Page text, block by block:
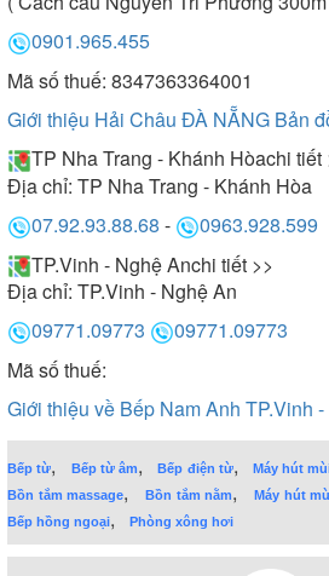
0901.965.455
Mã số thuế: 8347363364001
Giới thiệu Hải Châu ĐÀ NẴNG Bản
TP Nha Trang - Khánh Hòachi tiết
Địa chỉ: TP Nha Trang - Khánh Hòa
07.92.93.88.68 -
0963.928.599
TP.Vinh - Nghệ Anchi tiết >>
Địa chỉ: TP.Vinh - Nghệ An
09771.09773
09771.09773
Mã số thuế:
Giới thiệu về Bếp Nam Anh TP.Vinh
Bếp từ, Bếp từ âm,Bếp điện từ,Máy hút
Bồn tắm massage,Bồn tắm nằm,Máy hút
Bếp hồng ngoại, Phòng xông hơi